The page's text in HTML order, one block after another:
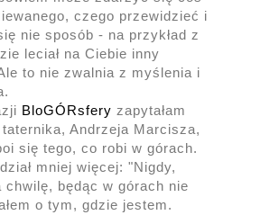
czego przewidzieć i
nie sposób - na przykład z
leciał na Ciebie inny
to nie zwalnia z myślenia i
BloGÓRsfery zapytałam
taternika, Andrzeja Marcisza,
się tego, co robi w górach.
mniej więcej: "Nigdy,
chwilę, będąc w górach nie
o tym, gdzie jestem.